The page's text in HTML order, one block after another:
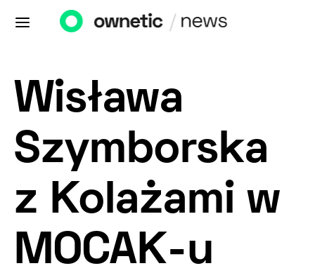
Wisława
Szymborska
z Kolażami w
MOCAK-u